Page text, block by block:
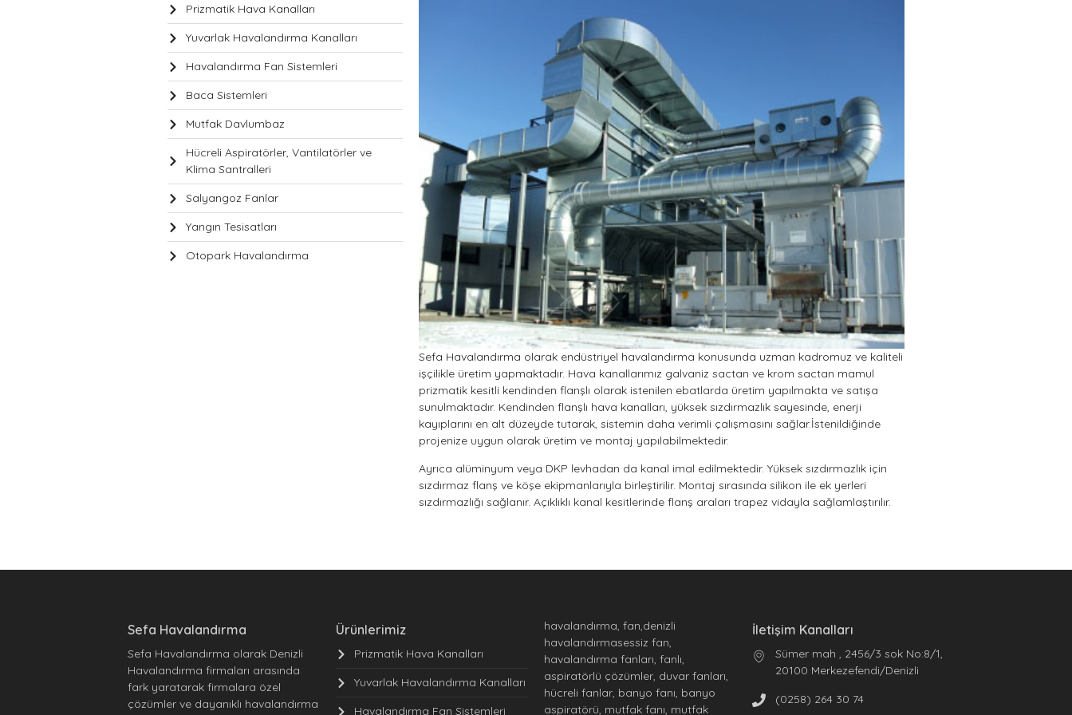
Prizmatik Hava Kanalları
Yuvarlak Havalandırma Kanalları
Havalandırma Fan Sistemleri
Baca Sistemleri
Mutfak Davlumbaz
Hücreli Aspiratörler, Vantilatörler ve
Klima Santralleri
Salyangoz Fanlar
Yangın Tesisatları
Otopark Havalandırma
Sefa Havalandırma olarak endüstriyel havalandırma konusunda uzman kadromuz ve kaliteli
işçilikle üretim yapmaktadır. Hava kanallarımız galvaniz sactan ve krom sactan mamul
prizmatik kesitli kendinden flanşlı olarak istenilen ebatlarda üretim yapılmakta ve satışa
sunulmaktadır. Kendinden flanşlı hava kanalları, yüksek sızdırmazlık sayesinde, enerji
kayıplarını en alt düzeyde tutarak, sistemin daha verimli çalışmasını sağlar.İstenildiğinde
projenize uygun olarak üretim ve montaj yapılabilmektedir.
Ayrıca alüminyum veya DKP levhadan da kanal imal edilmektedir. Yüksek sızdırmazlık için
sızdırmaz flanş ve köşe ekipmanlarıyla birleştirilir. Montaj sırasında silikon ile ek yerleri
sızdırmazlığı sağlanır. Açıklıklı kanal kesitlerinde flanş araları trapez vidayla sağlamlaştırılır.
Sefa Havalandırma
Sefa Havalandırma olarak Denizli
Havalandırma firmaları arasında
fark yaratarak firmalara özel
çözümler ve dayanıklı havalandırma
Ürünlerimiz
Prizmatik Hava Kanalları
Yuvarlak Havalandırma Kanalları
Havalandırma Fan Sistemleri
havalandırma, fan,denizli
havalandırmasessiz fan,
havalandırma fanları, fanlı,
aspiratörlü çözümler, duvar fanları,
hücreli fanlar, banyo fanı, banyo
aspiratörü, mutfak fanı, mutfak
İletişim Kanalları
Sümer mah , 2456/3 sok No:8/1,
20100 Merkezefendi/Denizli
(0258) 264 30 74